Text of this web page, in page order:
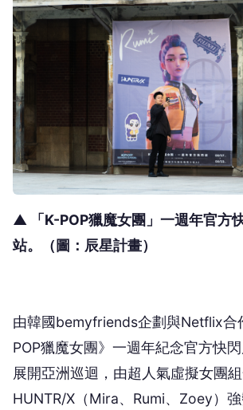
▲ 「K-POP獵魔女團」一週年官方
站。（圖：辰星計畫）
由韓國bemyfriends企劃與Netflix合
POP獵魔女團》一週年紀念官方快閃
展開亞洲巡迴，由超人氣虛擬女團
HUNTR/X（Mira、Rumi、Zoey）強